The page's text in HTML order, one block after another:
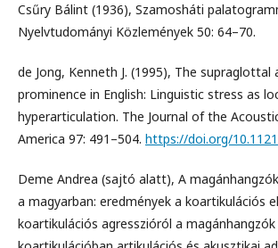
Csűry Bálint (1936), Szamosháti
Nyelvtudományi Közlemények 50: 64–70.
de Jong, Kenneth J. (1995), The
prominence in English: Linguistic stress as
hyperarticulation. The Journal of the
America 97: 491–504. https://doi.org/
Deme Andrea (sajtó alatt), A
a magyarban: eredmények a koartikulációs
koartikulációs agresszióról a